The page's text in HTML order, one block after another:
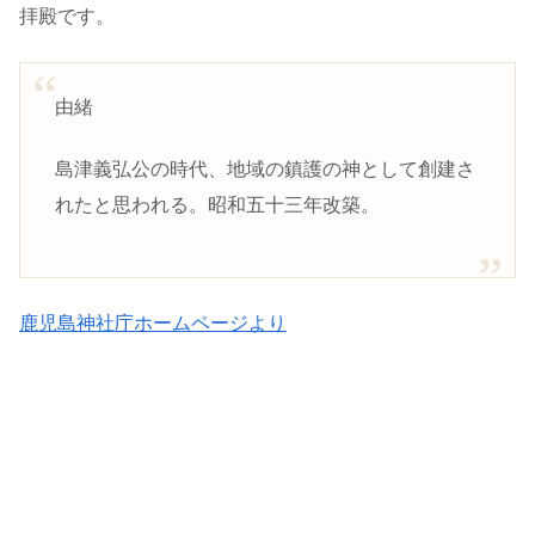
拝殿です。
由緒
島津義弘公の時代、地域の鎮護の神として創建さ
れたと思われる。昭和五十三年改築。
鹿児島神社庁ホームページより